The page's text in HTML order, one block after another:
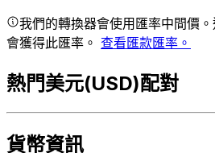
我們的轉換器會使用匯率中間價
會獲得此匯率。 查看匯款匯率。
熱門美元(USD)配對
貨幣資訊